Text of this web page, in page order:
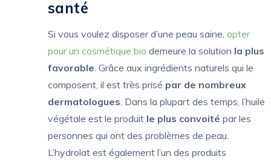
santé
Si vous voulez disposer d’une peau saine, opter
pour un cosmétique bio demeure la solution la plus
favorable . Grâce aux ingrédients naturels qui le
composent, il est très prisé par de nombreux
dermatologues . Dans la plupart des temps, l’huile
végétale est le produit le plus convoité par les
personnes qui ont des problèmes de peau.
L’hydrolat est également l’un des produits